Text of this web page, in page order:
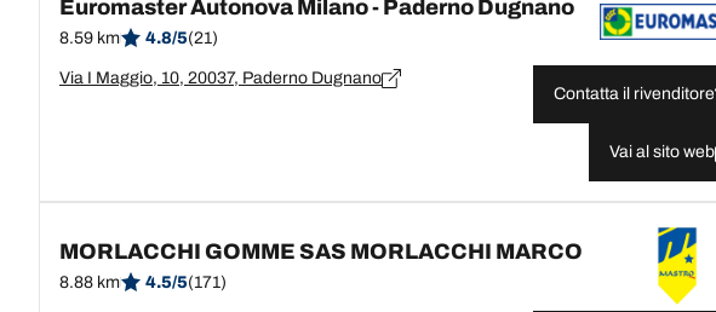
Euromaster Autonova Milano - Paderno Dugnano
8.59 km 4.8/5(21)
Via I Maggio, 10, 20037, Paderno Dugnano
Contatta il rivenditore
Vai al sito web
MORLACCHI GOMME SAS MORLACCHI MARCO
8.88 km 4.5/5(171)